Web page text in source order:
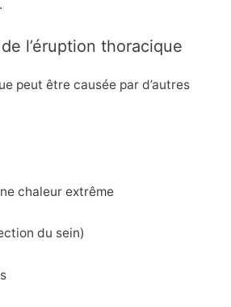
l’éruption thoracique
peut être causée par d’autres
chaleur extrême
du sein)